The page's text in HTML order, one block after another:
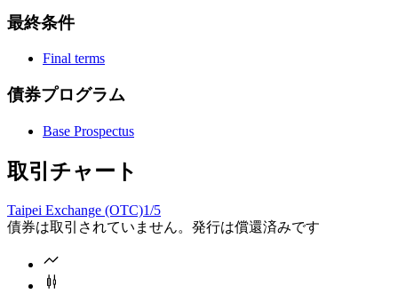
最終条件
Final terms
債券プログラム
Base Prospectus
取引チャート
Taipei Exchange (OTC)1/5
債券は取引されていません。発行は償還済みです